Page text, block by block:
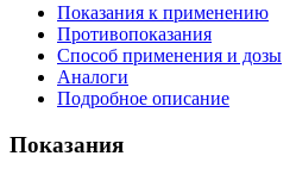
Показания к применению
Противопоказания
Способ применения и дозы
Аналоги
Подробное описание
Показания